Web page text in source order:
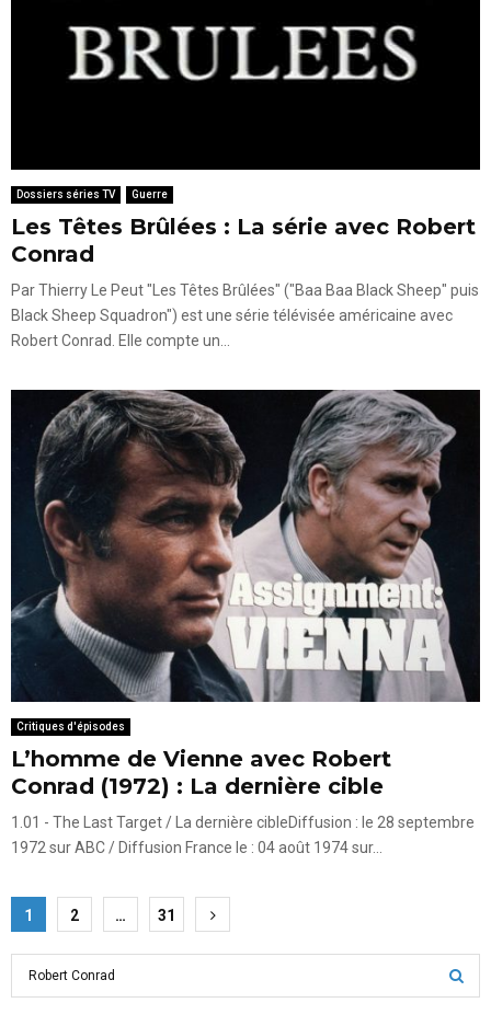
Dossiers séries TV Guerre
Les Têtes Brûlées : La série avec Robert
Conrad
Par Thierry Le Peut "Les Têtes Brûlées" ("Baa Baa Black Sheep" puis
Black Sheep Squadron") est une série télévisée américaine avec
Robert Conrad. Elle compte un...
Critiques d'épisodes
L’homme de Vienne avec Robert
Conrad (1972) : La dernière cible
1.01 - The Last Target / La dernière cibleDiffusion : le 28 septembre
1972 sur ABC / Diffusion France le : 04 août 1974 sur...
Pagination
des
publications
1 2 … 31